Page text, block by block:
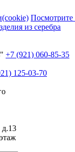
Посмотрите
+7 (921) 060-85-35
125-03-70
д.13